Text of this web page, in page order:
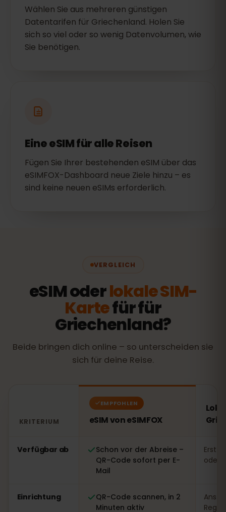
Wählen Sie aus mehreren günstigen
Datentarifen für Griechenland. Holen Sie
sich so viel oder so wenig Datenvolumen, wie
Sie benötigen.
Eine eSIM für alle Reisen
Fügen Sie Ihrer bestehenden eSIM über das
eSIMFOX-Dashboard neue Ziele hinzu – es
sind keine neuen eSIMs erforderlich.
VERGLEICH
eSIM oderlokale SIM-
Kartefür für
Griechenland?
Beide bringen dich online – so unterscheiden sie
sich für deine Reise.
KRITERIUM
EMPFOHLEN
eSIM von eSIMFOX
Verfügbar ab
Schon vor der Abreise –
QR-Code sofort per E-
Mail
Erst
oder
Einrichtung
QR-Code scannen, in 2
Minuten aktiv